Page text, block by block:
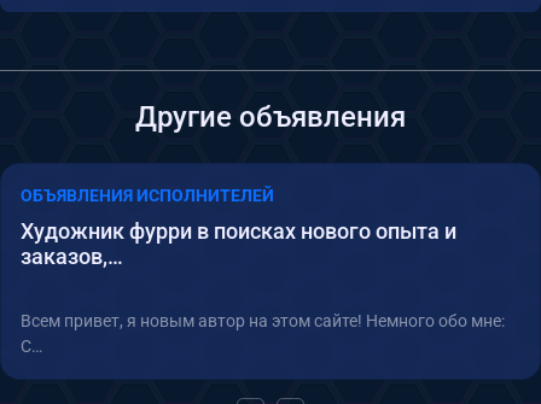
Другие объявления
ОБЪЯВЛЕНИЯ ИСПОЛНИТЕЛЕЙ
Художник фурри в поисках нового опыта и
заказов,…
Всем привет, я новым автор на этом сайте! Немного обо мне:
С…